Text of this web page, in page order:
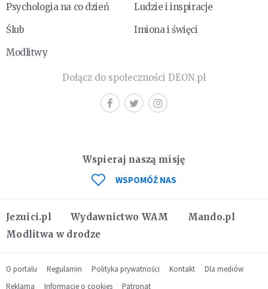
Psychologia na co dzień
Ludzie i inspiracje
Ślub
Imiona i święci
Modlitwy
Dołącz do społeczności DEON.pl
Jezuici.pl Wydawnictwo WAM
Mando.pl
Modlitwa w drodze
Wspieraj naszą misję
WSPOMÓŻ NAS
O portalu Regulamin Polityka prywatności Kontakt
Dla mediów
Reklama
Informacje o cookies Patronat